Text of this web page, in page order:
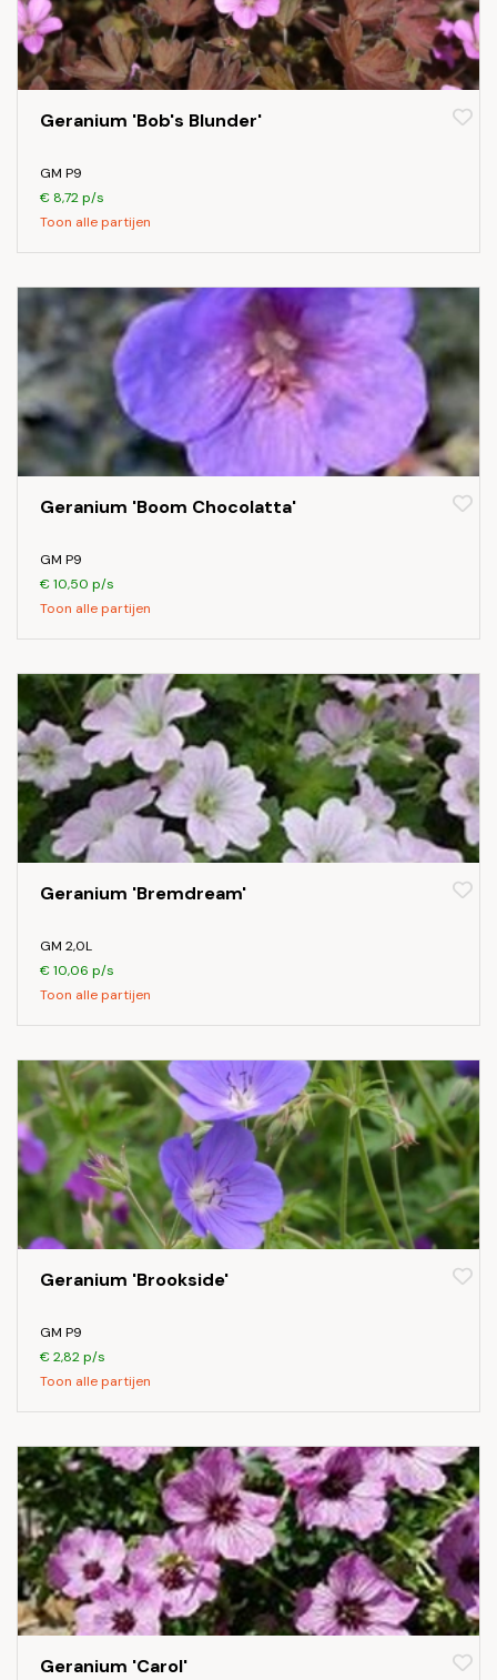
Geranium 'Bob's Blunder'
GM P9
€ 8,72 p/s
Toon alle partijen
Geranium 'Boom Chocolatta'
GM P9
€ 10,50 p/s
Toon alle partijen
Geranium 'Bremdream'
GM 2,0L
€ 10,06 p/s
Toon alle partijen
Geranium 'Brookside'
GM P9
€ 2,82 p/s
Toon alle partijen
Geranium 'Carol'